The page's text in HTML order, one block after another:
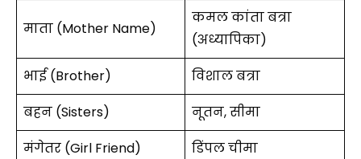
माता (Mother Name)
कमल कांता बत्रा
(अध्यापिका)
भाई (Brother)
विशाल बत्रा
बहन (Sisters)
नूतन, सीमा
मंगेतर (Girl Friend)
डिंपल चीमा